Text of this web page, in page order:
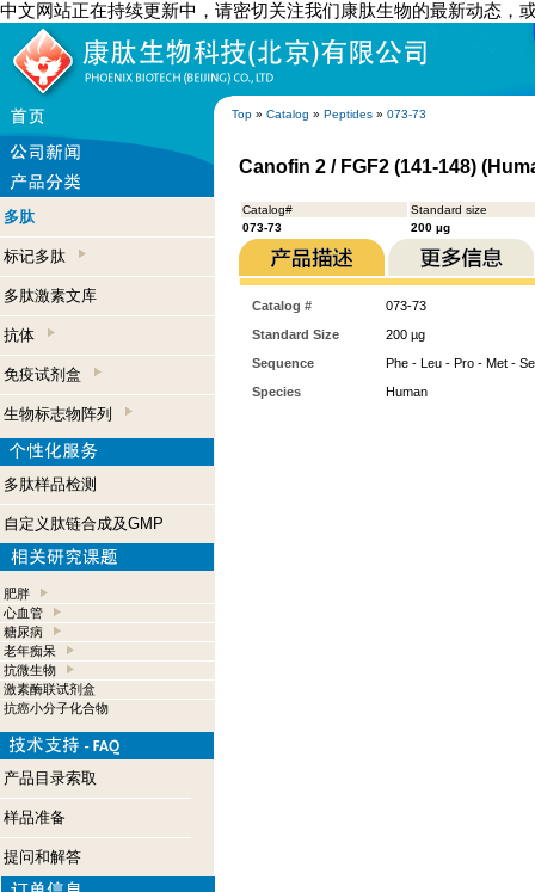
中文网站正在持续更新中，请密切关注我们康肽生物的最新动态，
Top » Catalog » Peptides » 073-73
多肽
标记多肽
多肽激素文库
抗体
免疫试剂盒
生物标志物阵列
多肽样品检测
自定义肽链合成及GMP
肥胖
心血管
糖尿病
老年痴呆
抗微生物
激素酶联试剂盒
抗癌小分子化合物
产品目录索取
样品准备
提问和解答
Canofin 2 / FGF2 (141-148)
Catalog#
Standard size
073-73
200 µg
Catalog #
073-73
Standard Size
200 µg
Sequence
Phe - Leu - Pro - Met -
Species
Human